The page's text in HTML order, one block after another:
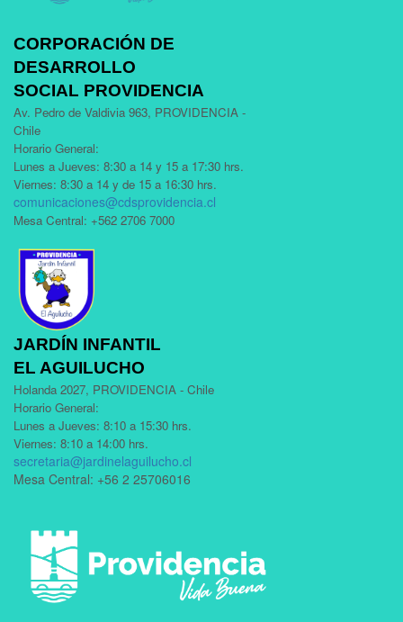
CORPORACIÓN DE
DESARROLLO
SOCIAL PROVIDENCIA
Av. Pedro de Valdivia 963, PROVIDENCIA -
Chile
Horario General:
Lunes a Jueves: 8:30 a 14 y 15 a 17:30 hrs.
Viernes: 8:30 a 14 y de 15 a 16:30 hrs.
comunicaciones@cdsprovidencia.cl
Mesa Central: +562 2706 7000
JARDÍN INFANTIL
EL AGUILUCHO
Holanda 2027, PROVIDENCIA - Chile
Horario General:
Lunes a Jueves: 8:10 a 15:30 hrs.
Viernes: 8:10 a 14:00 hrs.
secretaria@jardinelaguilucho.cl
Mesa Central: +56 2 25706016